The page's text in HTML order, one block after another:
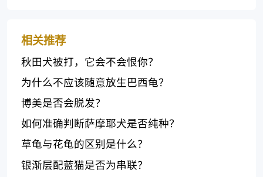
相关推荐
秋田犬被打，它会不会恨你？
为什么不应该随意放生巴西龟？
博美是否会脱发？
如何准确判断萨摩耶犬是否纯种？
草龟与花龟的区别是什么？
银渐层配蓝猫是否为串联？